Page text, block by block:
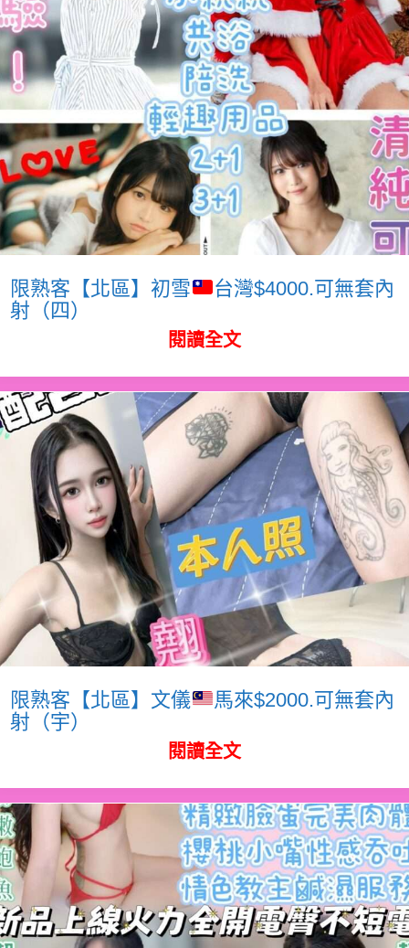
限熟客【北區】初雪
台灣$4000.可無套內
射（四）
閱讀全文
限熟客【北區】文儀
馬來$2000.可無套內
射（宇）
閱讀全文